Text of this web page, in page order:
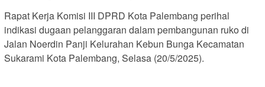
Rapat Kerja Komisi III DPRD Kota Palembang perihal
indikasi dugaan pelanggaran dalam pembangunan ruko di
Jalan Noerdin Panji Kelurahan Kebun Bunga Kecamatan
Sukarami Kota Palembang, Selasa (20/5/2025).